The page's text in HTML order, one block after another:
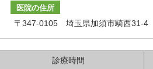
医院の住所
〒347-0105 埼玉県加須市騎西31-4
診療時間